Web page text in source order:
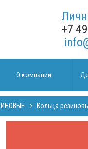
+7
О компании
Кольца